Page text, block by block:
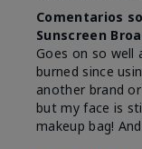
Comentarios
Sunscreen
Goes on so well
burned since
another brand
but my face is
makeup bag!